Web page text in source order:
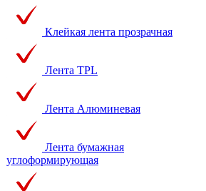
Клейкая лента прозрачная
Лента TPL
Лента Алюминевая
Лента бумажная
углоформирующая